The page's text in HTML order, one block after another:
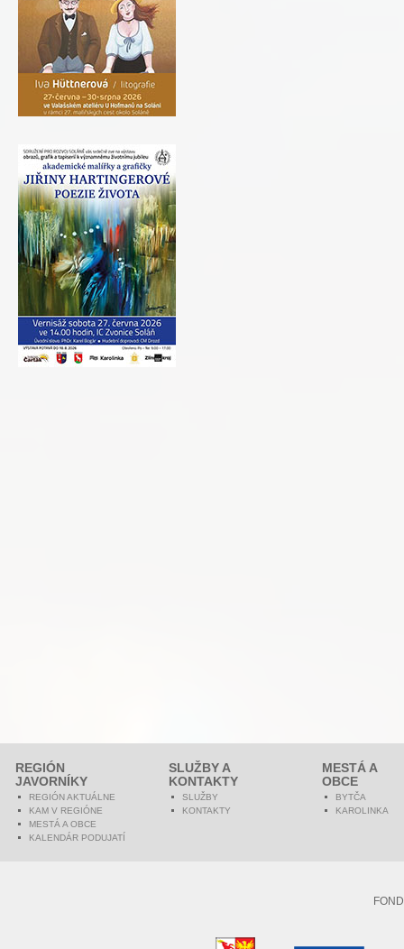
REGIÓN
JAVORNÍKY
REGIÓN AKTUÁLNE
KAM V REGIÓNE
MESTÁ A OBCE
KALENDÁR PODUJATÍ
SLUŽBY A
KONTAKTY
SLUŽBY
KONTAKTY
MESTÁ A
OBCE
BYTČA
KAROLINKA